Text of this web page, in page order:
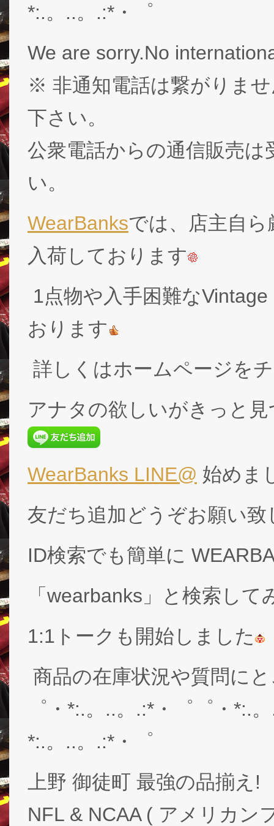
*:.。..。.:*・゜
We are sorry.No
※ 非通知電話は繋がりま
下さい。
公衆電話からの通信販売
い。
WearBanksでは、店主自
入荷しております
1点物や入手困難な
おります
詳しくはホームページを
アナタの欲しいがきっと
WearBanks LINE@ 始めま
友だち追加どうぞお願い致
ID検索でも簡単に
「wearbanks」と検索して
1:1トークも開始しました
商品の在庫状況や質問に
゜・*:.。..。.:*・゜゜・*:.
*:.。..。.:*・゜
上野 御徒町 最強の品揃え!
NFL & NCAA ( アメリカン